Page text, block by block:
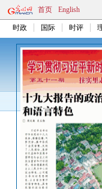
首页 English
时政 国际 时评